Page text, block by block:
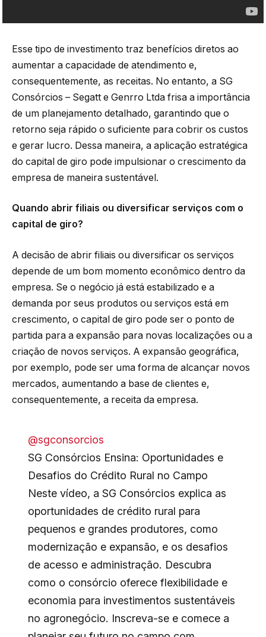
Esse tipo de investimento traz benefícios diretos ao
aumentar a capacidade de atendimento e,
consequentemente, as receitas. No entanto, a SG
Consórcios – Segatt e Genrro Ltda frisa a importância
de um planejamento detalhado, garantindo que o
retorno seja rápido o suficiente para cobrir os custos
e gerar lucro. Dessa maneira, a aplicação estratégica
do capital de giro pode impulsionar o crescimento da
empresa de maneira sustentável.
Quando abrir filiais ou diversificar serviços com o
capital de giro?
A decisão de abrir filiais ou diversificar os serviços
depende de um bom momento econômico dentro da
empresa. Se o negócio já está estabilizado e a
demanda por seus produtos ou serviços está em
crescimento, o capital de giro pode ser o ponto de
partida para a expansão para novas localizações ou a
criação de novos serviços. A expansão geográfica,
por exemplo, pode ser uma forma de alcançar novos
mercados, aumentando a base de clientes e,
consequentemente, a receita da empresa.
@sgconsorcios
SG Consórcios Ensina: Oportunidades e
Desafios do Crédito Rural no Campo
Neste vídeo, a SG Consórcios explica as
oportunidades de crédito rural para
pequenos e grandes produtores, como
modernização e expansão, e os desafios
de acesso e administração. Descubra
como o consórcio oferece flexibilidade e
economia para investimentos sustentáveis ​​
no agronegócio. Inscreva-se e comece a